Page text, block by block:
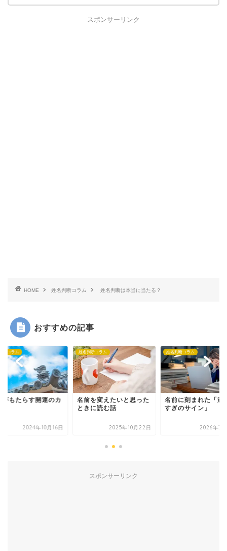
スポンサーリンク
HOME 姓名判断コラム 姓名判断は本当に当たる？
おすすめの記事
断コラム
がもたらす開運のカ
2024年10月16日
姓名判断コラム
名前を変えたいと思った
ときに読む話
2025年10月22日
姓名判断コラム
名前に刻まれた「頑
すぎのサイン」
2026年3
スポンサーリンク